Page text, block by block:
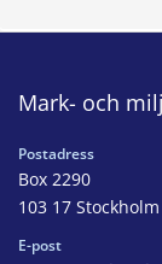
Mark- och
Postadress
Box 2290
103 17 Stockholm
E-post